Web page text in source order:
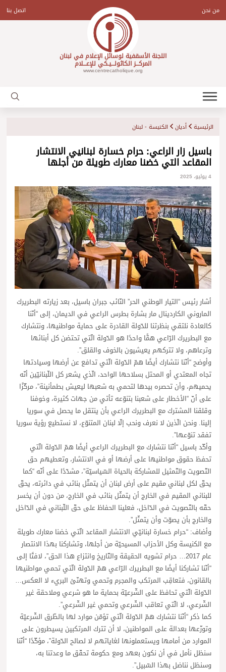
contentمن نحن اتصل بنا
اللجنة الأسقفية لوسائل الإعلام في لبنان
المركـــز الكاثولـــيـكي للإعـــلام
www.centrecatholique.org
الرئيسية أديان الكنيسة - لبنان
باسيل زار الراعي: حرام خسارة لبنانيي الانتشار
المقاعد التي خضنا معارك طويلة من أجلها
4 يوليو، 2025
أشار رئيس “التيار الوطني الحر” النّائب ​جبران باسيل​، بعد زيارته البطريرك
الماروني الكاردينال ​مار بشارة بطرس الراعي​ في الديمان، إلى “أنّنا
كالعادة نلتقي بنظرتنا للدّولة القادرة على حماية مواطنيها، ونتشارك
مع البطريرك الرّاعي همًّا واحدًا هو الدّولة الّتي تحتضن كل أبنائها
وترعاهم، ولا تتركهم يعيشيون بالخوف والقلق”.
وأوضح “أنّنا نتشارك أيضًا همّ الدّولة الّتي تدافع عن أرضها وسيادتها
تجاه المعتدي أو المحتل بسلاحها الواحد، الّذي يشعر كل اللّبنانيّين أنّه
يحميهم، وأن تحصره بيدها لتحمي به شعبها ليعيش بطمأنينة”، مركّزًا
على أنّ “الأخطار على شعبنا بتنوّعه تأتي من جهات كثيرة، وخوفنا
وقلقنا المشترك مع البطريرك الراعي بأن ينتقل ما يحصل في ​سوريا​
إلينا. ونحن الّذين لا نعرف ونحب إلّا ​لبنان​ المتنوّع، لا نستطيع رؤية سوريا
تفقد تنوّعها”.
وأكّد باسيل “أنّنا نتشارك مع البطريرك الراعي أيضًا همّ الدّولة الّتي
تحفظ حقوق مواطنيها على أرضها أو في الانتشار، وتعطيهم حق
التّصويت والتّمثيل للمشاركة بالحياة السّياسيّة”، مشدّدًا على أنّه “كما
يحقّ لكل لبناني مقيم على أرض لبنان أن يتمثّل بنائب في دائرته، يحقّ
للبناني المقيم في الخارج أن يتمثّل بنائب في الخارج، من دون أن يخسر
حقّه بالتّصويت في الدّاخل، فعلينا الحفاظ على حقّ اللّبناني في الدّاخل
والخارج بأن يصوّت وأن يتمثّل”.
وأضاف: “حرام خسارة لبنانيّي الانتشار المقاعد الّتي خضنا معارك طويلة
مع الكنيسة وكل الأحزاب المسيحيّة من أجلها، وتشاركنا بهذا الانتصار
عام 2017… حرام تشويه الحقيقة والتّاريخ وانتزاع هذا الحق”، لافتًا إلى
“أنّنا تشاركنا أيضًا مع البطريرك الرّاعي همّ الدّولة الّتي تحمي مواطنيها
بالقانون، فتعاقِب المرتكب والمجرم وتحمي وتهنّئ البريء لا العكس…
الدّولة الّتي تحافظ على الشّرعيّة بحماية ما هو شرعي وملاحقة غير
الشّرعي، لا الّتي تعاقب الشّرعي وتحمي غير الشّرعي”.
كما ذكر “أنّنا نتشارك همّ الدّولة الّتي تؤمّن موارد لها بالطّرق الشّرعيّة
وتوزّعها بعدالة على المواطنين، لا أن تترك المرتكبين يسيطرون على
الموارد من أمامها ويستعملونها لغاياتهم لا لصالح الدّولة”، مؤكّدًا “أنّنا
سنظل نأمل في أن نكون بعهد ومع حكومة تحقّق ما وعدتنا به،
وسنظل نناضل بهذا السّبيل”.